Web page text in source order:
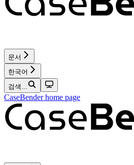
문서
한국어
검색...
CaseBenderhome page